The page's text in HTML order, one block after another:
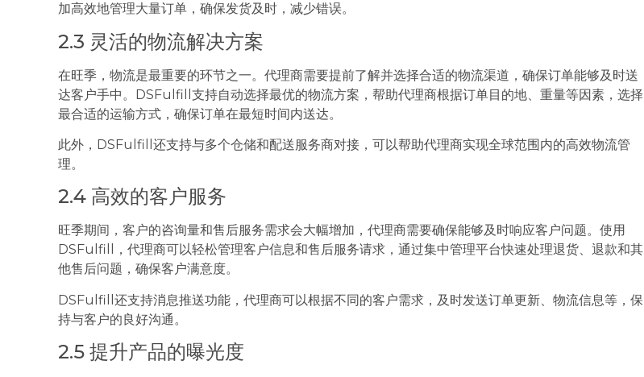
加高效地管理大量订单，确保发货及时，减少错误。
2.3 灵活的物流解决方案
在旺季，物流是最重要的环节之一。代理商需要提前了解并选择合适的物流渠道，确保订单能够及时送
达客户手中。DSFulfill支持自动选择最优的物流方案，帮助代理商根据订单目的地、重量等因素，选择
最合适的运输方式，确保订单在最短时间内送达。
此外，DSFulfill还支持与多个仓储和配送服务商对接，可以帮助代理商实现全球范围内的高效物流管
理。
2.4 高效的客户服务
旺季期间，客户的咨询量和售后服务需求会大幅增加，代理商需要确保能够及时响应客户问题。使用
DSFulfill，代理商可以轻松管理客户信息和售后服务请求，通过集中管理平台快速处理退货、退款和其
他售后问题，确保客户满意度。
DSFulfill还支持消息推送功能，代理商可以根据不同的客户需求，及时发送订单更新、物流信息等，保
持与客户的良好沟通。
2.5 提升产品的曝光度